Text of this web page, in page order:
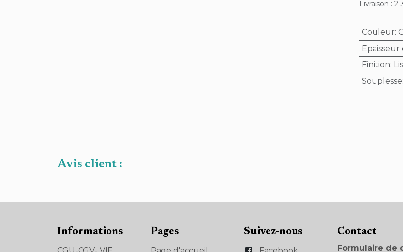
Livraison :
Couleur:
Finition:
Souplesse:
Avis client :
Informations Pages Suivez-nous Con​tact
Formulaire de